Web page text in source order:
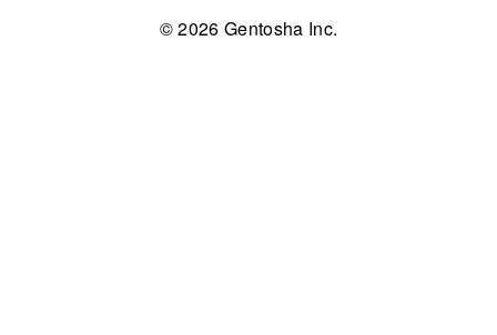
© 2026 Gentosha Inc.